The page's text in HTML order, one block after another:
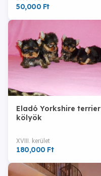
keresnek!
50,000 Ft
Eladó Yorkshire terrier
kölyök
XVIII. kerület
180,000 Ft